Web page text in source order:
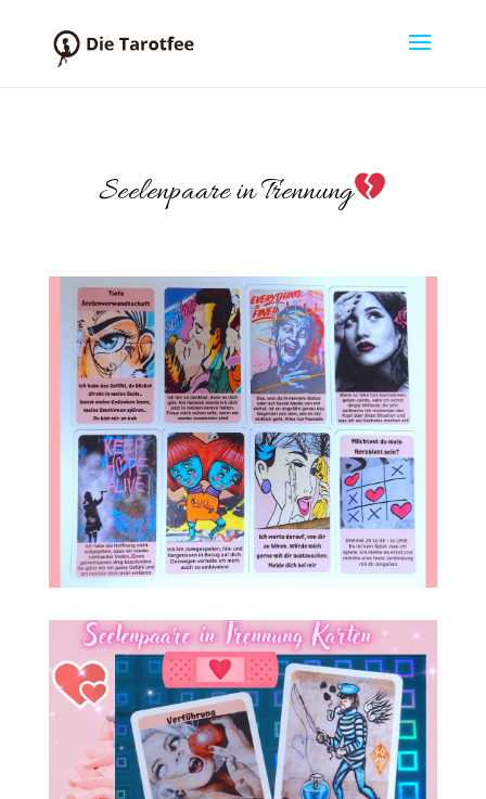
Seelenpaare in Trennung